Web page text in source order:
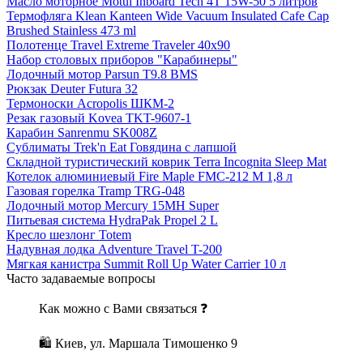
Термофляга Klean Kanteen Wide Vacuum Insulated Cafe Cap
Brushed Stainless 473 ml
Полотенце Travel Extreme Traveler 40x90
Набор столовых приборов "Карабинеры"
Лодочный мотор Parsun T9.8 BMS
Рюкзак Deuter Futura 32
Термоноски Acropolis ШКМ-2
Резак газовый Kovea TKT-9607-1
Карабин Sanrenmu SK008Z
Сублиматы Trek'n Eat Говядина с лапшой
Складной туристический коврик Terra Incognita Sleep Mat
Котелок алюминиевый Fire Maple FMC-212 M 1,8 л
Газовая горелка Tramp TRG-048
Лодочный мотор Mercury 15MH Super
Питьевая система HydraPak Propel 2 L
Кресло шезлонг Totem
Надувная лодка Adventure Travel T-200
Мягкая канистра Summit Roll Up Water Carrier 10 л
Часто задаваемые вопросы
Как можно с Вами связаться ❓
🛍 Киев, ул. Маршала Тимошенко 9